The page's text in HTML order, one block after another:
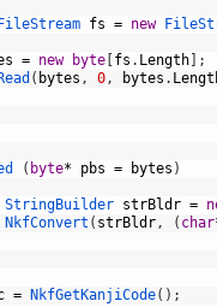
FileStream fs = new
= new byte fs . Length
;
Read ( bytes , 0, bytes .
( byte* pbs = bytes )
StringBuilder strBldr =
NkfConvert ( strBldr, ( char
= NkfGetKanjiCode( ) ;